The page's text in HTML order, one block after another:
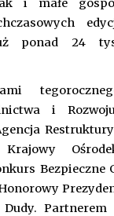
i małe
ponad 24
i
Bezpieczne